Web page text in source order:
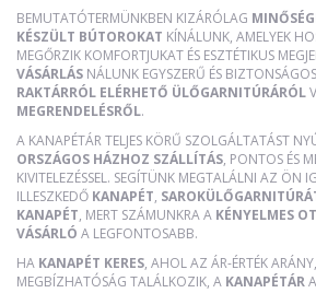
BEMUTATÓTERMÜNKBEN KIZÁRÓLAG
KÉSZÜLT BÚTOROKAT KÍNÁLUNK, AMELYEK
MEGŐRZIK KOMFORTJUKAT ÉS ESZTÉTIKUS
VÁSÁRLÁS NÁLUNK EGYSZERŰ ÉS
RAKTÁRRÓL ELÉRHETŐ ÜLŐGARNITÚRÁRÓL
MEGRENDELÉSRŐL.
A KANAPÉTÁR TELJES KÖRŰ SZOLGÁLTATÁST
ORSZÁGOS HÁZHOZ SZÁLLÍTÁS, PONTOS ÉS
KIVITELEZÉSSEL. SEGÍTÜNK MEGTALÁLNI AZ ÖN
ILLESZKEDŐ KANAPÉT,
KANAPÉT, MERT SZÁMUNKRA A KÉNYELMES
VÁSÁRLÓ A LEGFONTOSABB.
HA KANAPÉT KERES, AHOL AZ ÁR-ÉRTÉK
MEGBÍZHATÓSÁG TALÁLKOZIK, A KANAPÉTÁR